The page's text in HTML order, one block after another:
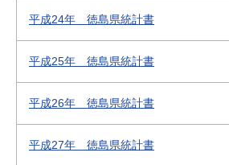
平成24年 徳島県統計書
平成25年 徳島県統計書
平成26年 徳島県統計書
平成27年 徳島県統計書